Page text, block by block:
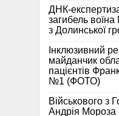
ДНК-
загибель
з Долинської
Інклюзивний
майданчик
пацієнтів
№1 (ФОТО)
Військового з
Андрія